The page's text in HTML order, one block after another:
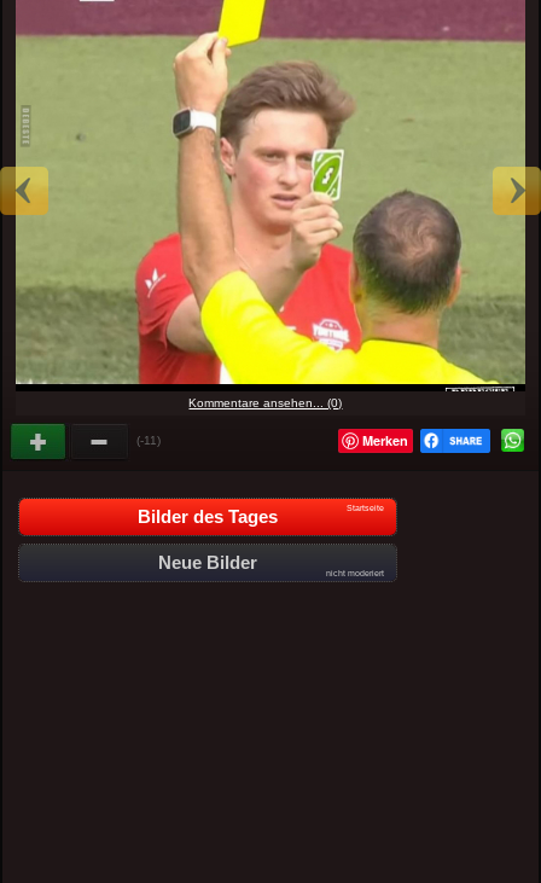
Kommentare ansehen... (0)
(-11) Merken
Bilder des Tages Startseite
Neue Bilder
nicht moderiert